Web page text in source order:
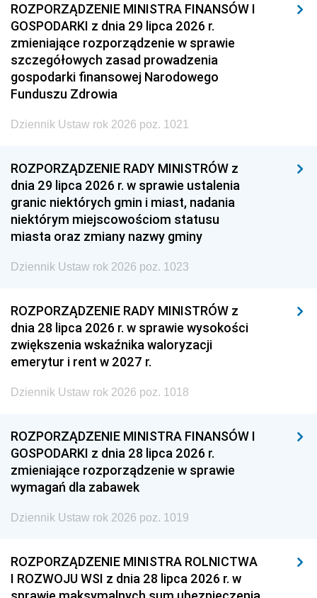
ROZPORZĄDZENIE MINISTRA FINANSÓW I
GOSPODARKI z dnia 29 lipca 2026 r.
zmieniające rozporządzenie w sprawie
szczegółowych zasad prowadzenia
gospodarki finansowej Narodowego
Funduszu Zdrowia
Dziennik Ustaw rok 2026 poz. 1021
ROZPORZĄDZENIE RADY MINISTRÓW z
dnia 29 lipca 2026 r. w sprawie ustalenia
granic niektórych gmin i miast, nadania
niektórym miejscowościom statusu
miasta oraz zmiany nazwy gminy
Dziennik Ustaw rok 2026 poz. 1023
ROZPORZĄDZENIE RADY MINISTRÓW z
dnia 28 lipca 2026 r. w sprawie wysokości
zwiększenia wskaźnika waloryzacji
emerytur i rent w 2027 r.
Dziennik Ustaw rok 2026 poz. 1018
ROZPORZĄDZENIE MINISTRA FINANSÓW I
GOSPODARKI z dnia 28 lipca 2026 r.
zmieniające rozporządzenie w sprawie
wymagań dla zabawek
Dziennik Ustaw rok 2026 poz. 1019
ROZPORZĄDZENIE MINISTRA ROLNICTWA
I ROZWOJU WSI z dnia 28 lipca 2026 r. w